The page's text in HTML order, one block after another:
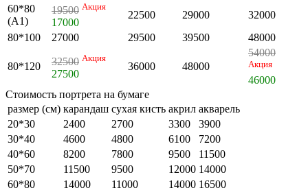
60*80
(А1)
19500 Акция
17000
22500 29000
32000
80*100
27000 29500 39500 48000
80*120 32500 Акция
27500
36000 48000
54000
Акция
46000
Стоимость портрета на бумаге
размер (см) карандаш сухая кисть акрил акварель
20*30
2400 2700 3300
3900
30*40
4600 4800 6100
7200
40*60
8200 7800 9500
11500
50*70
11500 9500 12000 14000
60*80
14000 11000 14000 16500